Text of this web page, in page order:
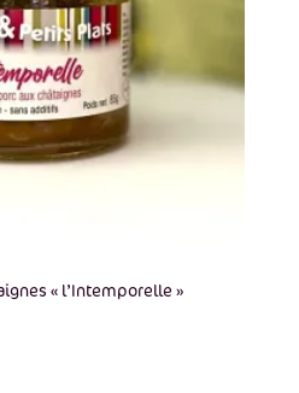
« l’Intemporelle »